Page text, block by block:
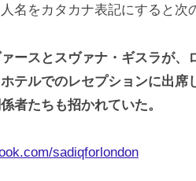
名をカタカナ表記にすると次
ースとスヴァナ・ギスラが
ホテルでのレセプションに出
者たちも招かれていた。
sadiqforlondon